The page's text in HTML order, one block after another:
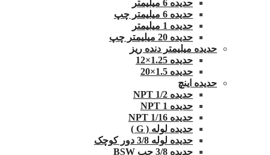
حدیده 6 میلیمتر
حدیده 6 میلیمتر چپ
حدیده 1 میلیمتر
حدیده 20 میلیمتر چپ
حدیده میلیمتر دنده ریز
حدیده 1.25×12
حدیده 1.5×20
حدیده اینچ
حدیده 1/2 NPT
حدیده NPT 1
حدیده 1/16 NPT
حدیده لوله ( G )
حدیده لوله 3/8 دور کوچک
حدیده 3/8 چپ BSW